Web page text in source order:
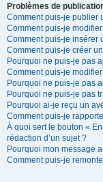
Problèmes de
Comment puis-je publier
Comment puis-je
Comment puis-je insérer
Comment puis-je créer
Pourquoi ne puis-je pas
Comment puis-je
Pourquoi ne puis-je pas
Pourquoi ne puis-je pas
Pourquoi ai-je reçu un
Comment puis-je
À quoi sert le bouton «
rédaction d’un sujet ?
Pourquoi mon message
Comment puis-je